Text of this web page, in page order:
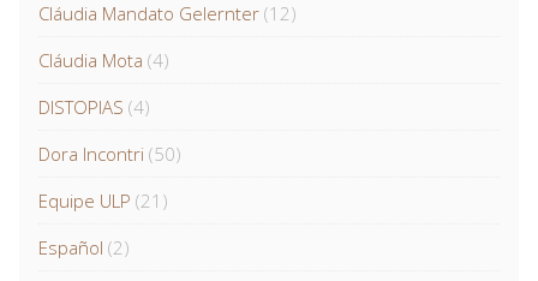
Cláudia Mandato Gelernter (12)
Cláudia Mota (4)
DISTOPIAS (4)
Dora Incontri (50)
Equipe ULP (21)
Español (2)